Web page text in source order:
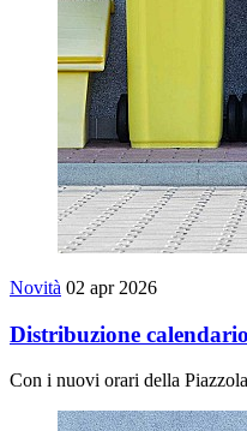
Novità 02 apr 2026
Distribuzione
Con i nuovi orari della